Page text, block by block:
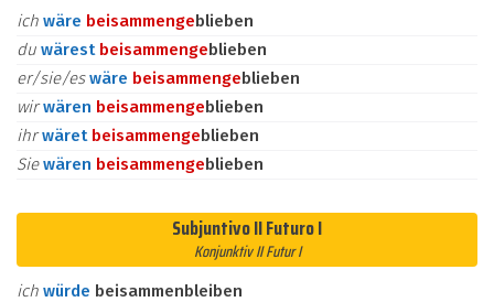
ich wäre beisammengeblieben
du wärest beisammengeblieben
er/sie/eswäre beisammengeblieben
wirwären beisammengeblieben
ihrwäret beisammengeblieben
Siewären beisammengeblieben
Subjuntivo II Futuro I
Konjunktiv II Futur I
ich würde beisammenbleiben